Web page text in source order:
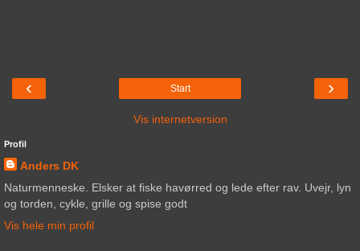
‹ ›
Start
Vis internetversion
Profil
Anders DK
Naturmenneske. Elsker at fiske havørred og lede efter rav. Uvejr, lyn
og torden, cykle, grille og spise godt
Vis hele min profil